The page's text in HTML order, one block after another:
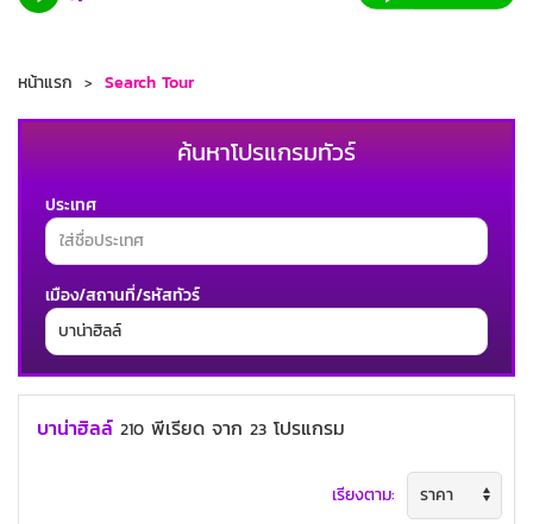
หน้าแรก Search Tour
ค้นหาโปรแกรมทัวร์
ประเทศ
เมือง/สถานที่/รหัสทัวร์
บาน่าฮิลล์ 210 พีเรียด จาก 23 โปรแกรม
เรียงตาม: